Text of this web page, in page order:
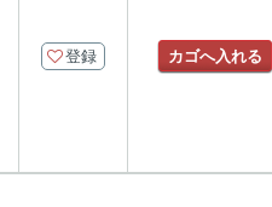
登録 カゴへ入れる